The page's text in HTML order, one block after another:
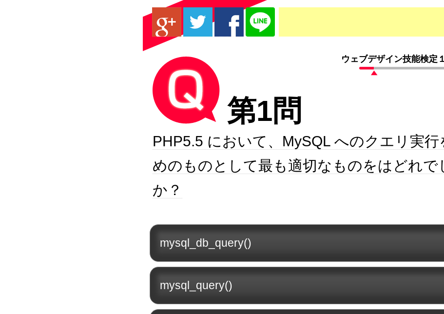
ウェブデザイン技能検定
第1問
PHP5.5 において、MySQL へのクエリ実行
めのものとして最も適切なものをはどれで
か？
mysql_db_query()
mysql_query()